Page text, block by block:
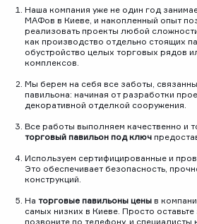
Наша компания уже не один год
МАФов в Киеве, и накопленный опыт
реализовать проекты любой
как производство отдельно стоящих
обустройство целых торговых рядов
комплексов.
Мы берем на себя все заботы,
павильона: начиная от разработки
декоративной отделкой сооружения.
Все работы выполняем качественно и
торговый павильон под ключ
Используем сертифицированные и
Это обеспечивает безопасность,
конструкций.
На торговые павильоны цены в
самых низких в Киеве. Просто оставьте
позвоните по телефону, и специалисты